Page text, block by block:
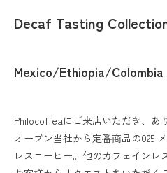
Decaf Tasting
Mexico/Ethiopia/Colombia
Philocoffeaにご来店いただき、あ
オープン当社から定番商品の025
レスコーヒー。他のカフェインレ